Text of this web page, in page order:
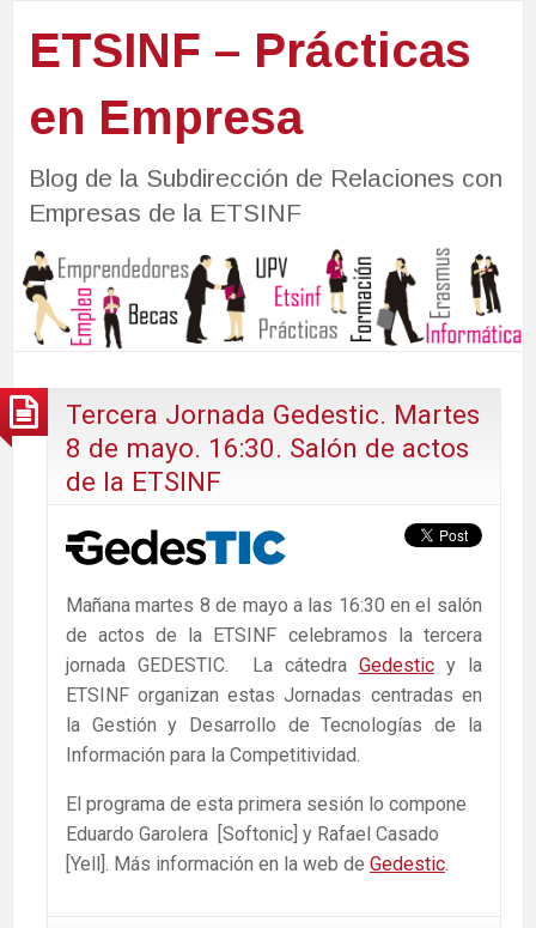
ETSINF – Prácticas
en Empresa
Blog de la Subdirección de Relaciones con
Empresas de la ETSINF
Tercera Jornada Gedestic. Martes
8 de mayo. 16:30. Salón de actos
de la ETSINF
Mañana martes 8 de mayo a las 16:30 en el salón
de actos de la ETSINF celebramos la tercera
jornada GEDESTIC. La cátedra Gedesticy la
ETSINF organizan estas Jornadas centradas en
la Gestión y Desarrollo de Tecnologías de la
Información para la Competitividad.
El programa de esta primera sesión lo compone
Eduardo Garolera [Softonic] y Rafael Casado
[Yell]. Más información en la web de Gedestic